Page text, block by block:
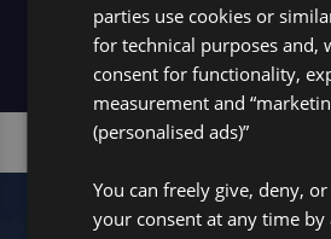
Equipo Global
parties use cookies or
for technical purposes and,
consent for functionality,
measurement and
(personalised ads)”
You can freely give, deny,
your consent at any time by